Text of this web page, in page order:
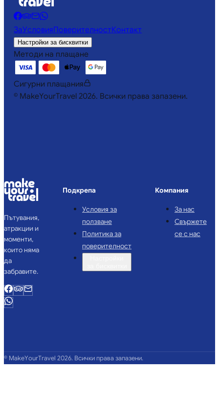
ЗаУсловияПоверителностКонтакт
Настройки за бисквитки
Методи на плащане
Сигурни плащания
© MakeYourTravel 2026. Всички права запазени.
Пътувания,
атракции и
моменти,
които няма
да
забравите.
Подкрепа
Условия за
ползване
Политика за
поверителност
Компания
За нас
Свържете
се с нас
© MakeYourTravel 2026. Всички права запазени.